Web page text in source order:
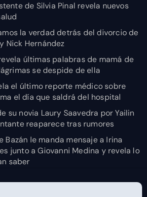
de Silvia Pinal revela nuevos
la verdad detrás del divorcio de
Nick Hernández
últimas palabras de mamá de
se despide de ella
el último reporte médico sobre
el día que saldrá del hospital
su novia Laury Saavedra por Yailin
reaparece tras rumores
Bazán le manda mensaje a Irina
junto a Giovanni Medina y revela lo
saber